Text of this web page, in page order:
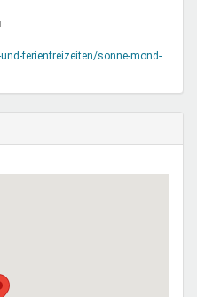
ferienfreizeiten/sonne-mond-